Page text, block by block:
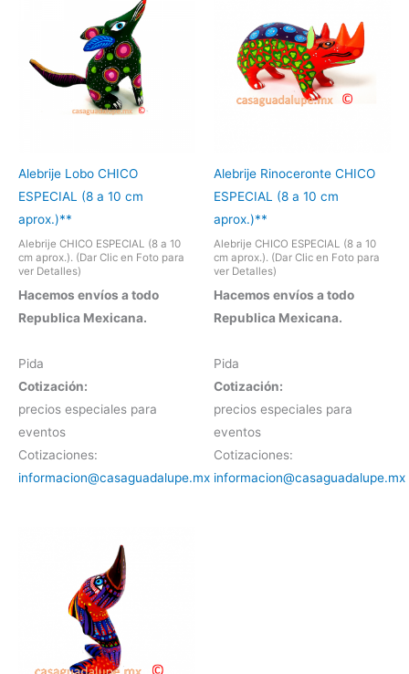
Alebrije Lobo CHICO
ESPECIAL (8 a 10 cm
aprox.)**
Alebrije CHICO ESPECIAL (8 a 10
cm aprox.). (Dar Clic en Foto para
ver Detalles)
Hacemos envíos a todo
Republica Mexicana.
Pida
Cotización:
precios especiales para
eventos
Cotizaciones:
informacion@casaguadalupe.mx
Alebrije Rinoceronte CHICO
ESPECIAL (8 a 10 cm
aprox.)**
Alebrije CHICO ESPECIAL (8 a 10
cm aprox.). (Dar Clic en Foto para
ver Detalles)
Hacemos envíos a todo
Republica Mexicana.
Pida
Cotización:
precios especiales para
eventos
Cotizaciones:
informacion@casaguadalupe.mx